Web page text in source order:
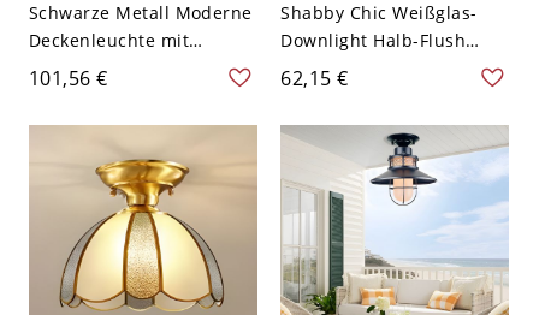
Schwarze Metall Moderne
Deckenleuchte mit
Milchglas-Schirm - 110V-
120V 33,02 cm
101,56 €
Shabby Chic Weißglas-
Downlight Halb-Flush
Mount Deckenleuchte -
110V-120V mit Spitze
62,15 €